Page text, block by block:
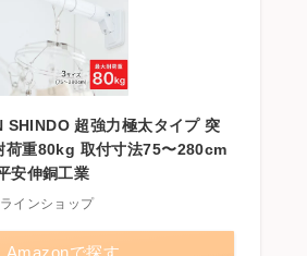
SHINDO 超強力極太タイプ 突
荷重80kg 取付寸法75〜280cm
安伸銅工業
インショップ